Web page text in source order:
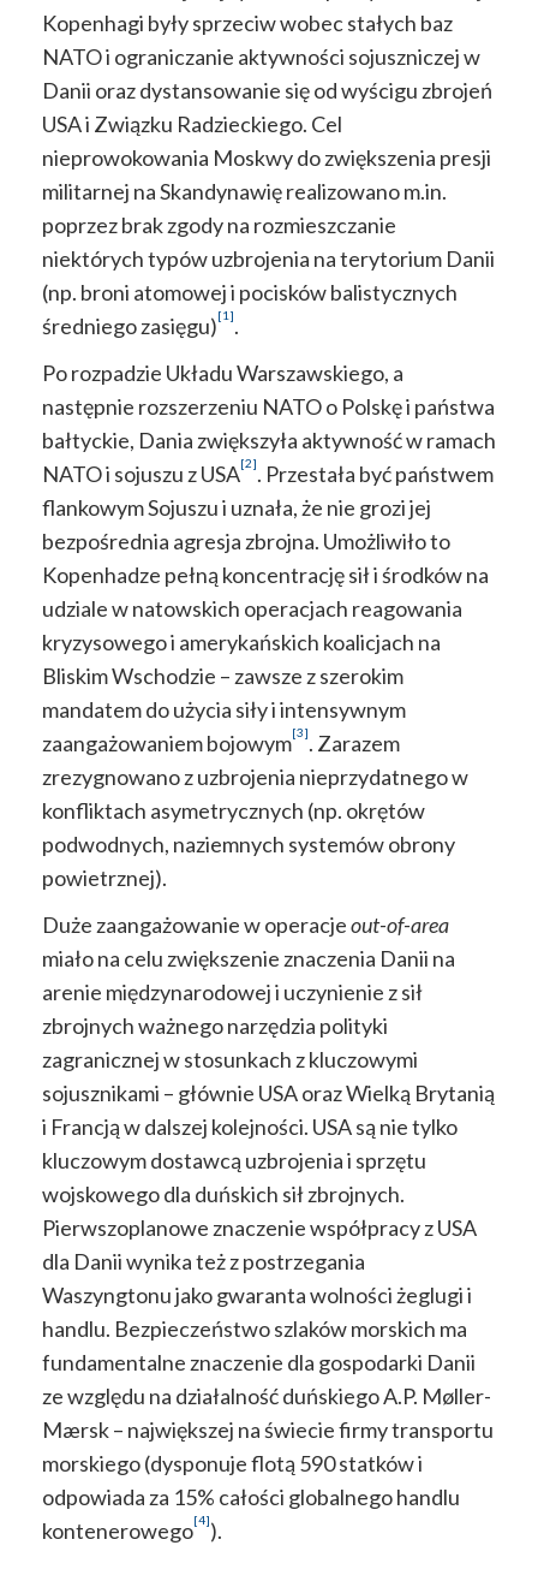
Kopenhagi były sprzeciw wobec stałych baz
NATO i ograniczanie aktywności sojuszniczej w
Danii oraz dystansowanie się od wyścigu zbrojeń
USA i Związku Radzieckiego. Cel
nieprowokowania Moskwy do zwiększenia presji
militarnej na Skandynawię realizowano m.in.
poprzez brak zgody na rozmieszczanie
niektórych typów uzbrojenia na terytorium Danii
(np. broni atomowej i pocisków balistycznych
średniego zasięgu)[1].
Po rozpadzie Układu Warszawskiego, a
następnie rozszerzeniu NATO o Polskę i państwa
bałtyckie, Dania zwiększyła aktywność w ramach
NATO i sojuszu z USA[2]. Przestała być państwem
flankowym Sojuszu i uznała, że nie grozi jej
bezpośrednia agresja zbrojna. Umożliwiło to
Kopenhadze pełną koncentrację sił i środków na
udziale w natowskich operacjach reagowania
kryzysowego i amerykańskich koalicjach na
Bliskim Wschodzie – zawsze z szerokim
mandatem do użycia siły i intensywnym
zaangażowaniem bojowym[3]. Zarazem
zrezygnowano z uzbrojenia nieprzydatnego w
konfliktach asymetrycznych (np. okrętów
podwodnych, naziemnych systemów obrony
powietrznej).
Duże zaangażowanie w operacjeout-of-area
miało na celu zwiększenie znaczenia Danii na
arenie międzynarodowej i uczynienie z sił
zbrojnych ważnego narzędzia polityki
zagranicznej w stosunkach z kluczowymi
sojusznikami – głównie USA oraz Wielką Brytanią
i Francją w dalszej kolejności. USA są nie tylko
kluczowym dostawcą uzbrojenia i sprzętu
wojskowego dla duńskich sił zbrojnych.
Pierwszoplanowe znaczenie współpracy z USA
dla Danii wynika też z postrzegania
Waszyngtonu jako gwaranta wolności żeglugi i
handlu. Bezpieczeństwo szlaków morskich ma
fundamentalne znaczenie dla gospodarki Danii
ze względu na działalność duńskiego A.P. Møller-
Mærsk – największej na świecie firmy transportu
morskiego (dysponuje flotą 590 statków i
odpowiada za 15% całości globalnego handlu
kontenerowego[4]).